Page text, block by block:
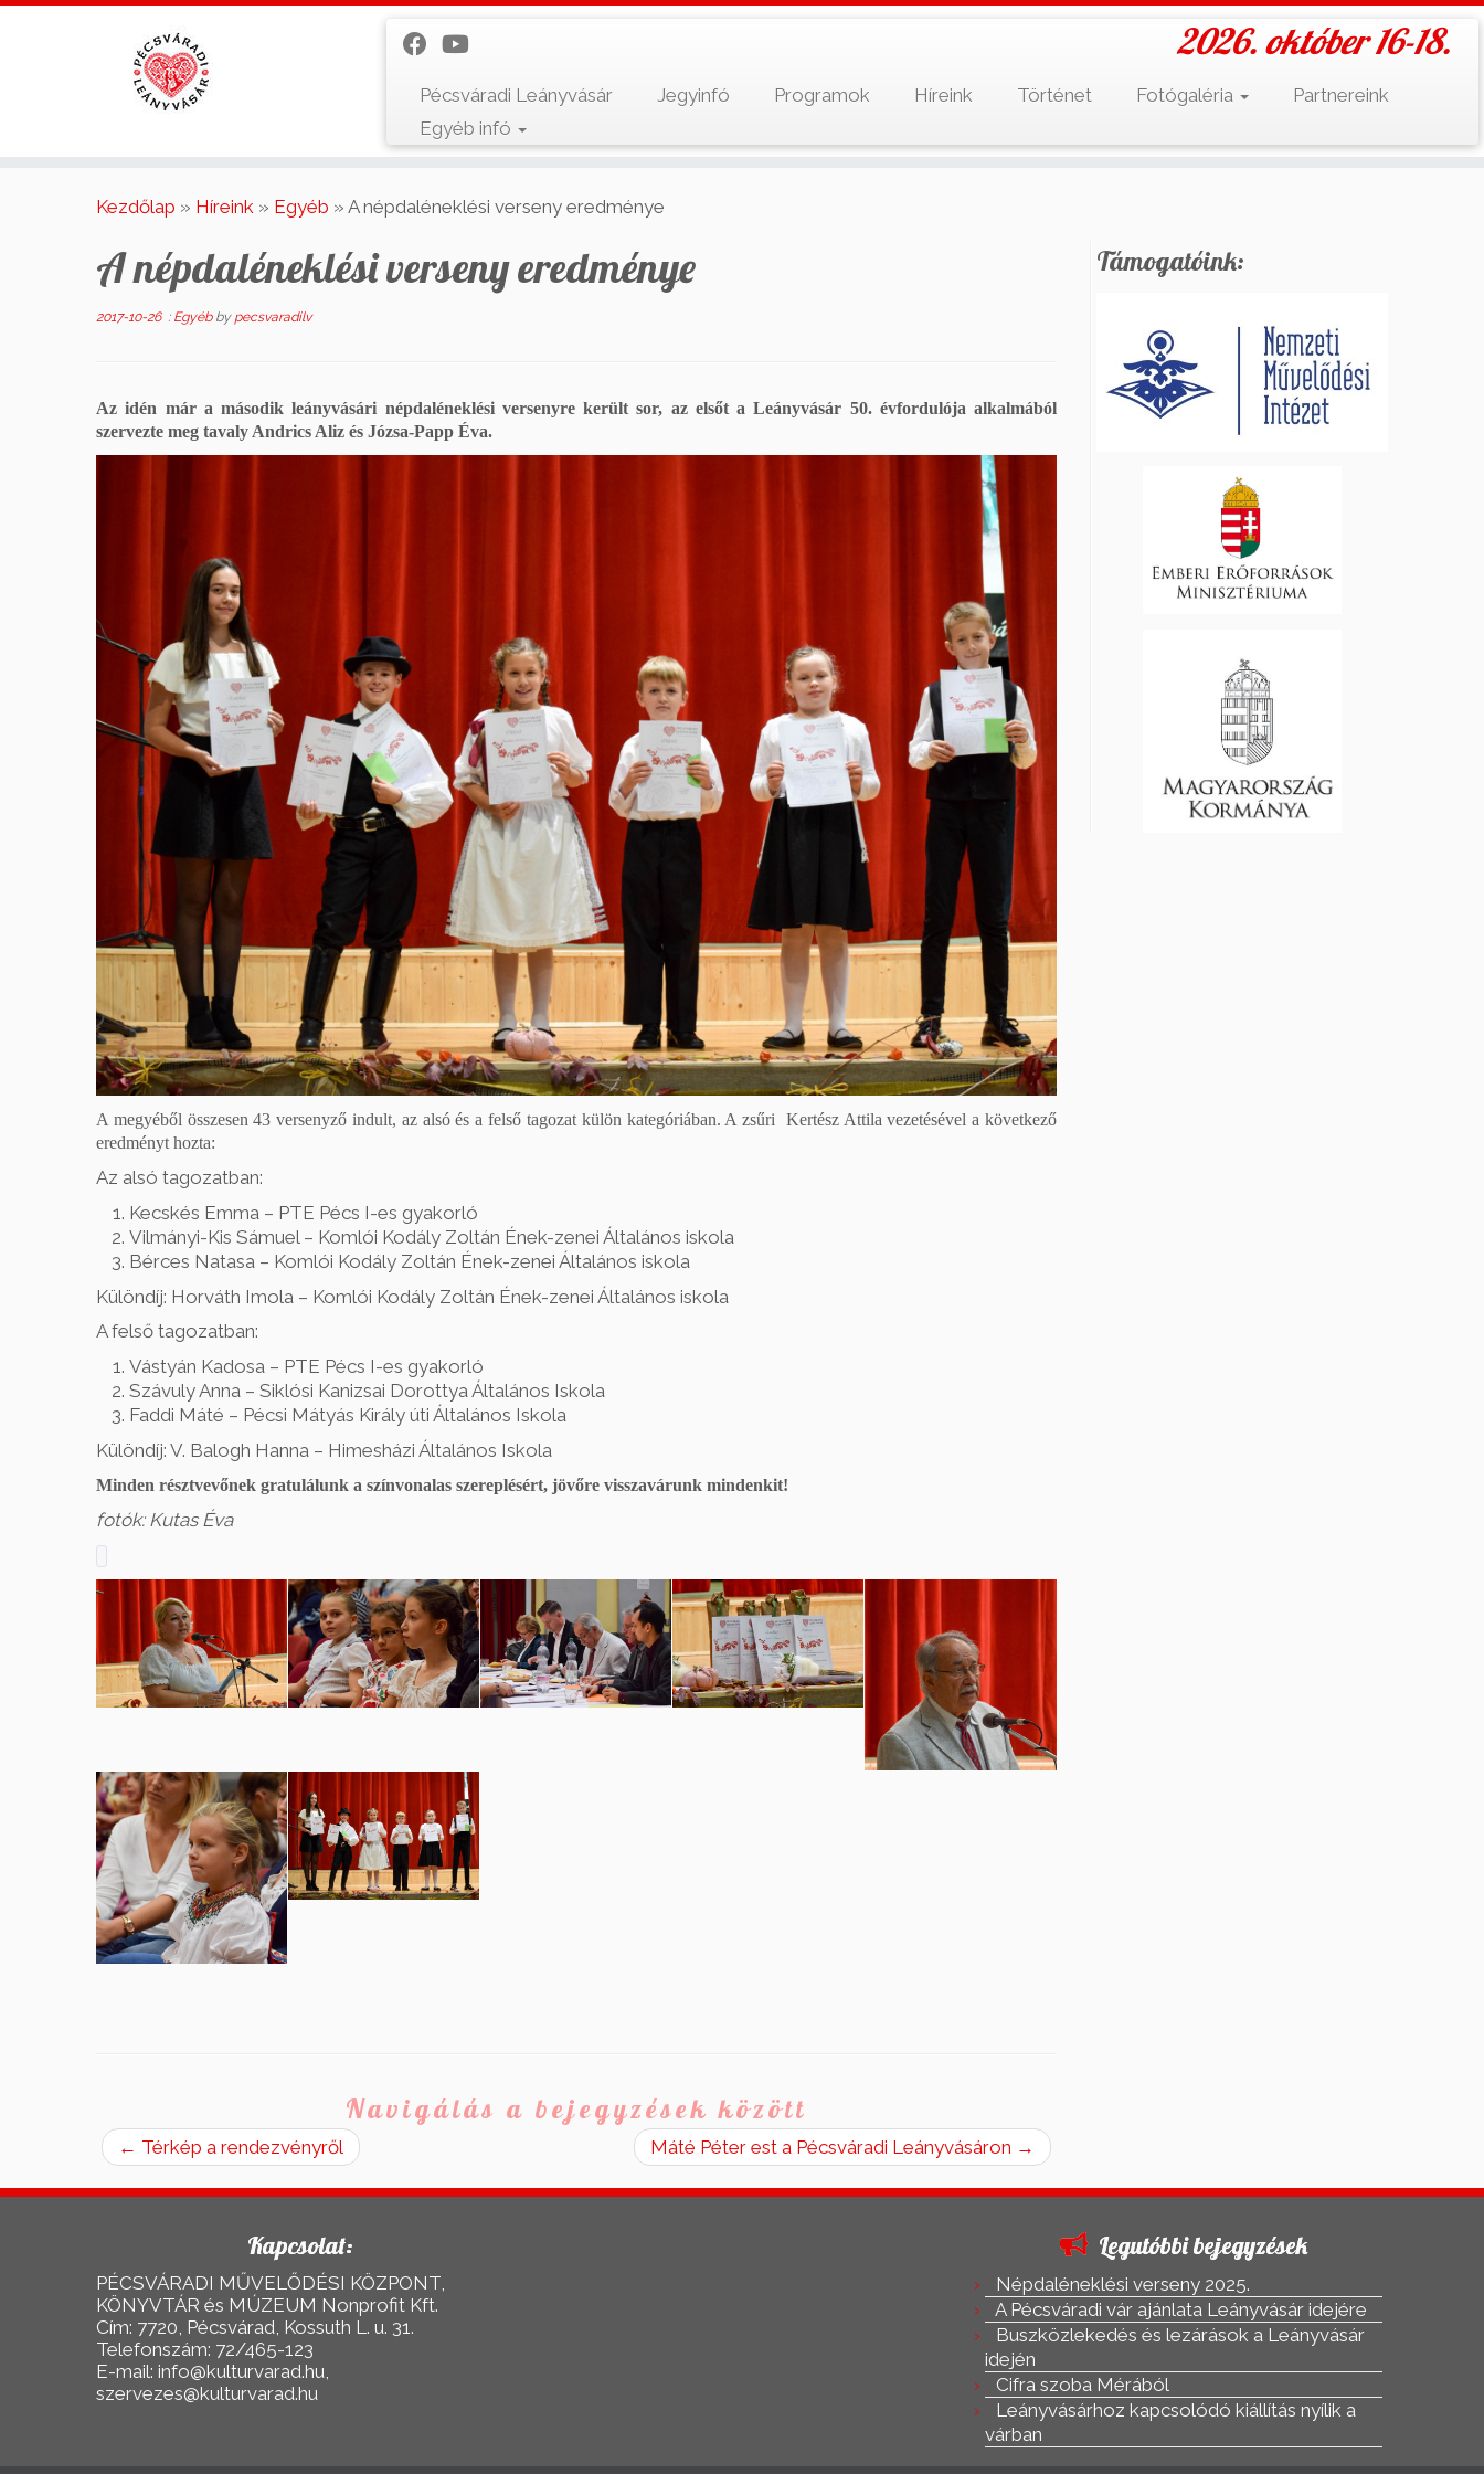
2026. október 16-18.
Pécsváradi Leányvásár Jegyinfó Programok Híreink Történet Fotógaléria
Partnereink
Egyéb infó
Kezdőlap » Híreink » Egyéb » A népdaléneklési verseny eredménye
A népdaléneklési verseny eredménye
2017-10-26: Egyéb by pecsvaradilv
Az idén már a második leányvásári népdaléneklési versenyre került sor, az elsőt a Leányvásár 50. évfordulója alkalmából
szervezte meg tavaly Andrics Aliz és Józsa-Papp Éva.
A megyéből összesen 43 versenyző indult, az alsó és a felső tagozat külön kategóriában. A zsűri Kertész Attila vezetésével a következő
eredményt hozta:
Az alsó tagozatban:
Kecskés Emma – PTE Pécs I-es gyakorló
Vilmányi-Kis Sámuel – Komlói Kodály Zoltán Ének-zenei Általános iskola
Bérces Natasa – Komlói Kodály Zoltán Ének-zenei Általános iskola
Különdíj: Horváth Imola – Komlói Kodály Zoltán Ének-zenei Általános iskola
A felső tagozatban:
Vástyán Kadosa – PTE Pécs I-es gyakorló
Szávuly Anna – Siklósi Kanizsai Dorottya Általános Iskola
Faddi Máté – Pécsi Mátyás Király úti Általános Iskola
Különdíj: V. Balogh Hanna – Himesházi Általános Iskola
Minden résztvevőnek gratulálunk a színvonalas szereplésért, jövőre visszavárunk mindenkit!
fotók: Kutas Éva
Navigálás a bejegyzések között
← Térkép a rendezvényről Máté Péter est a Pécsváradi Leányvásáron →
Támogatóink:
Kapcsolat:
PÉCSVÁRADI MŰVELŐDÉSI KÖZPONT,
KÖNYVTÁR és MÚZEUM Nonprofit Kft.
Cím: 7720, Pécsvárad, Kossuth L. u. 31.
Telefonszám: 72/465-123
E-mail: info@kulturvarad.hu,
szervezes@kulturvarad.hu
Legutóbbi bejegyzések
Népdaléneklési verseny 2025.
A Pécsváradi vár ajánlata Leányvásár idejére
Buszközlekedés és lezárások a Leányvásár
idején
Cifra szoba Mérából
Leányvásárhoz kapcsolódó kiállítás nyílik a
várban